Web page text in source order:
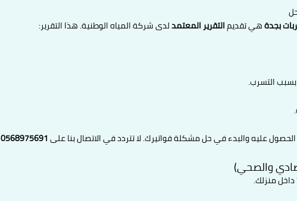
بجدةهي تقديمالتقرير المعتمدلدى شركة المياه الوطنية. هذا التقرير:
التسرب.
عليه والبدء في حل مشكلة فواتيرك. لا تتردد في الاتصال بنا على0568975691
منزلك.